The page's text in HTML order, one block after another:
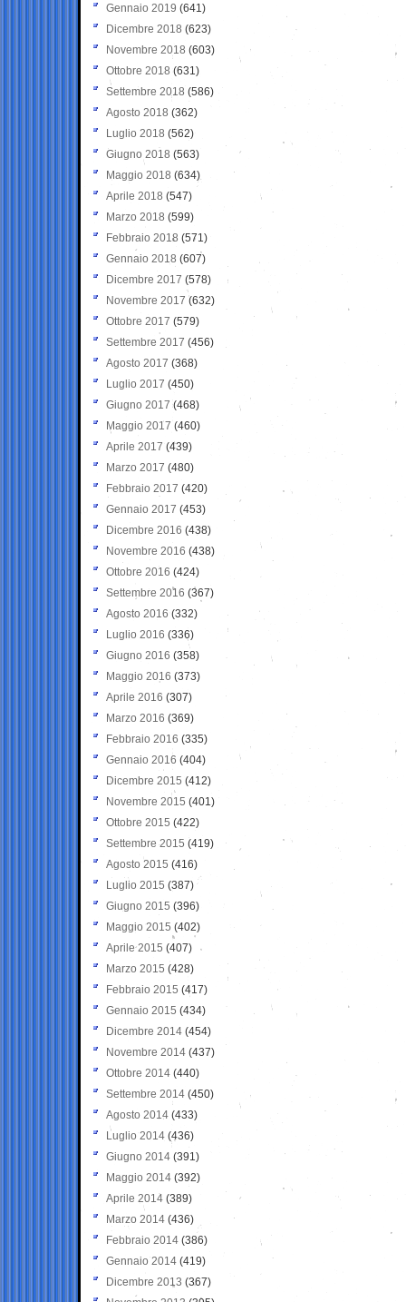
Gennaio 2019 (641)
Dicembre 2018 (623)
Novembre 2018 (603)
Ottobre 2018 (631)
Settembre 2018 (586)
Agosto 2018 (362)
Luglio 2018 (562)
Giugno 2018 (563)
Maggio 2018 (634)
Aprile 2018 (547)
Marzo 2018 (599)
Febbraio 2018 (571)
Gennaio 2018 (607)
Dicembre 2017 (578)
Novembre 2017 (632)
Ottobre 2017 (579)
Settembre 2017 (456)
Agosto 2017 (368)
Luglio 2017 (450)
Giugno 2017 (468)
Maggio 2017 (460)
Aprile 2017 (439)
Marzo 2017 (480)
Febbraio 2017 (420)
Gennaio 2017 (453)
Dicembre 2016 (438)
Novembre 2016 (438)
Ottobre 2016 (424)
Settembre 2016 (367)
Agosto 2016 (332)
Luglio 2016 (336)
Giugno 2016 (358)
Maggio 2016 (373)
Aprile 2016 (307)
Marzo 2016 (369)
Febbraio 2016 (335)
Gennaio 2016 (404)
Dicembre 2015 (412)
Novembre 2015 (401)
Ottobre 2015 (422)
Settembre 2015 (419)
Agosto 2015 (416)
Luglio 2015 (387)
Giugno 2015 (396)
Maggio 2015 (402)
Aprile 2015 (407)
Marzo 2015 (428)
Febbraio 2015 (417)
Gennaio 2015 (434)
Dicembre 2014 (454)
Novembre 2014 (437)
Ottobre 2014 (440)
Settembre 2014 (450)
Agosto 2014 (433)
Luglio 2014 (436)
Giugno 2014 (391)
Maggio 2014 (392)
Aprile 2014 (389)
Marzo 2014 (436)
Febbraio 2014 (386)
Gennaio 2014 (419)
Dicembre 2013 (367)